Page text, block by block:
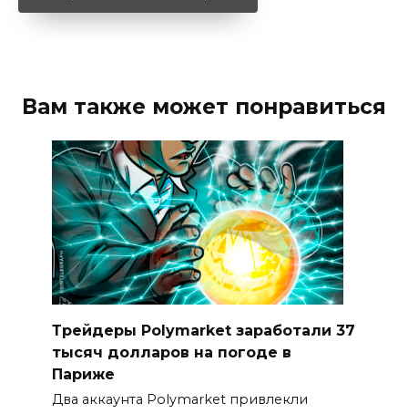
Вам также может понравиться
Трейдеры Polymarket заработали 37
тысяч долларов на погоде в
Париже
Два аккаунта Polymarket привлекли